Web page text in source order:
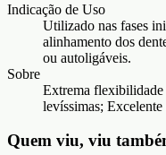
Indicação de Uso
Utilizado nas fases
alinhamento dos
ou autoligáveis.
Sobre
Extrema flexibilidade
levíssimas; Excelente
Quem viu, viu